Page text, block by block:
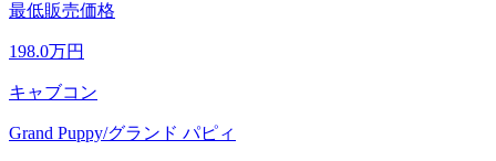
最低販売価格
198.0万円
キャブコン
Grand Puppy/グランド パピィ